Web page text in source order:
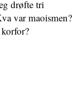
drøfte tri
var maoismen?